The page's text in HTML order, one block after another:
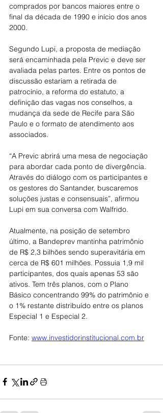
comprados por bancos maiores entre o
final da década de 1990 e início dos anos
2000.
Segundo Lupi, a proposta de mediação
será encaminhada pela Previc e deve ser
avaliada pelas partes. Entre os pontos de
discussão estariam a retirada de
patrocínio, a reforma do estatuto, a
definição das vagas nos conselhos, a
mudança da sede de Recife para São
Paulo e o formato de atendimento aos
associados.
“A Previc abrirá uma mesa de negociação
para abordar cada ponto de divergência.
Através do diálogo com os participantes e
os gestores do Santander, buscaremos
soluções justas e consensuais”, afirmou
Lupi em sua conversa com Walfrido.
Atualmente, na posição de setembro
último, a Bandeprev mantinha patrimônio
de R$ 2,3 bilhões sendo superavitária em
cerca de R$ 601 milhões. Possuia 1,9 mil
participantes, dos quais apenas 53 são
ativos. Tem três planos, com o Plano
Básico concentrando 99% do patrimônio e
o 1% restante distribuído entre os planos
Especial 1 e Especial 2.
Fonte: www.investidorinstitucional.com.br